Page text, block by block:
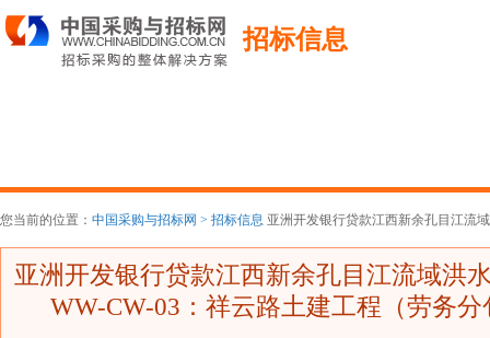
招标信息
您当前的位置： 中国采购与招标网 > 招标信息 亚洲开发银行贷款江西新余孔目江流
亚洲开发银行贷款江西新余孔目江流域洪
WW-CW-03：祥云路土建工程（劳务